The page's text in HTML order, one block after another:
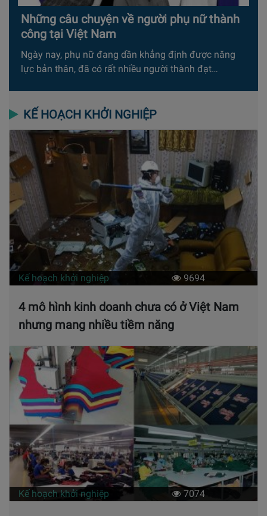
Những câu chuyện về người phụ nữ thành
công tại Việt Nam
Ngày nay, phụ nữ đang dần khẳng định được năng
lực bản thân, đã có rất nhiều người thành đạt…
KẾ HOẠCH KHỞI NGHIỆP
Kế hoạch khởi nghiệp 9694
4 mô hình kinh doanh chưa có ở Việt Nam
nhưng mang nhiều tiềm năng
Kế hoạch khởi nghiệp 7074